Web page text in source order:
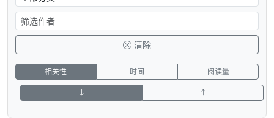
清除
相关性 时间 阅读量